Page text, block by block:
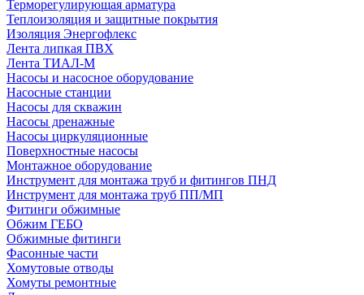
Терморегулирующая арматура
Теплоизоляция и защитные покрытия
Изоляция Энергофлекс
Лента липкая ПВХ
Лента ТИАЛ-М
Насосы и насосное оборудование
Насосные станции
Насосы для скважин
Насосы дренажные
Насосы циркуляционные
Поверхностные насосы
Монтажное оборудование
Инструмент для монтажа труб и фитингов ПНД
Инструмент для монтажа труб ПП/МП
Фитинги обжимные
Обжим ГЕБО
Обжимные фитинги
Фасонные части
Хомутовые отводы
Хомуты ремонтные